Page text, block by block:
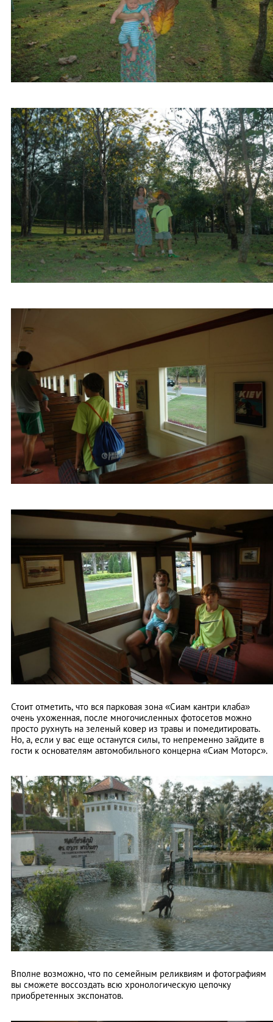
Стоит отметить, что вся парковая зона «Сиам кантри клаба»
очень ухоженная, после многочисленных фотосетов можно
просто рухнуть на зеленый ковер из травы и помедитировать.
Но, а, если у вас еще останутся силы, то непременно зайдите в
гости к основателям автомобильного концерна «Сиам Моторс».
Вполне возможно, что по семейным реликвиям и фотографиям
вы сможете воссоздать всю хронологическую цепочку
приобретенных экспонатов.